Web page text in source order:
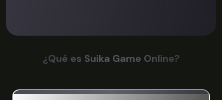
¿Qué es Suika Game Online?